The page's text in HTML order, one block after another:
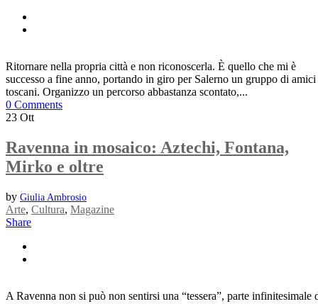
Ritornare nella propria città e non riconoscerla. È quello che mi è
successo a fine anno, portando in giro per Salerno un gruppo di amici
toscani. Organizzo un percorso abbastanza scontato,...
0 Comments
23 Ott
Ravenna in mosaico: Aztechi, Fontana,
Mirko e oltre
by Giulia Ambrosio
Arte, Cultura, Magazine
Share
A Ravenna non si può non sentirsi una “tessera”, parte infinitesimale